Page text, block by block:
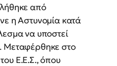
από
η Αστυνομία κατά
να υποστεί
Μεταφέρθηκε στο
Ε.Ε.Σ., όπου